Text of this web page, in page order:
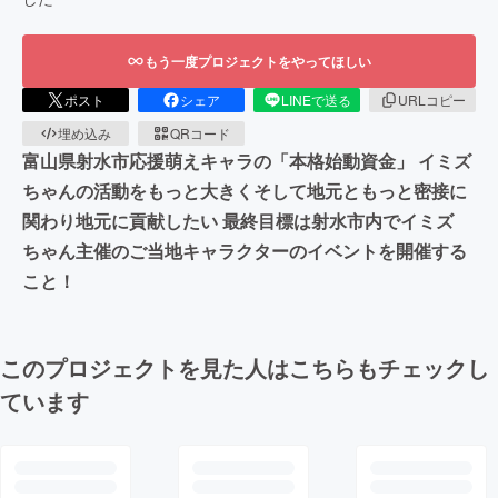
もう一度プロジェクトをやってほしい
ポスト シェア LINEで送る
URLコピー
埋め込み
QRコード
富山県射水市応援萌えキャラの「本格始動資金」 イミズ
ちゃんの活動をもっと大きくそして地元ともっと密接に
関わり地元に貢献したい 最終目標は射水市内でイミズ
ちゃん主催のご当地キャラクターのイベントを開催する
こと！
このプロジェクトを見た人はこちらもチェックし
ています